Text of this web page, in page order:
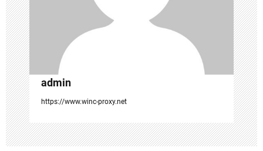
o
n
admin
https://www.winc-proxy.net